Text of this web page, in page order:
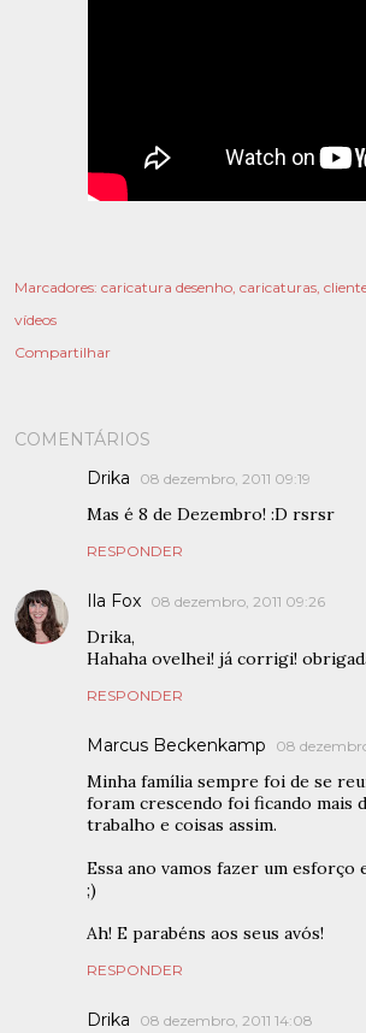
Marcadores: caricatura desenho caricaturas
vídeos
Compartilhar
COMENTÁRIOS
Drika
08 dezembro, 2011 09:19
Mas é 8 de Dezembro! :D rsrsr
RESPONDER
Ila Fox 08 dezembro, 2011 09:26
Drika,
Hahaha ovelhei! já corrigi!
RESPONDER
Marcus Beckenkamp 08
Minha família sempre foi de se
foram crescendo foi ficando mais
trabalho e coisas assim.
Essa ano vamos fazer um
;)
Ah! E parabéns aos seus avós!
RESPONDER
Drika 08 dezembro, 2011 14:08